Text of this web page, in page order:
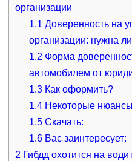
организации
1.1 Доверенность на
организации: нужна
1.2 Форма
автомобилем от
1.3 Как оформить?
1.4 Некоторые нюансы
1.5 Скачать:
1.6 Вас заинтересует:
2 Гибдд охотится на